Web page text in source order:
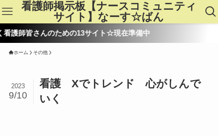
看護師掲示板【ナースコミュニティ
サイト】なーす☆ばん
師皆さんのための13サイト☆現在準備中
ホーム その他
看護 Xでトレンド 心がしんで
いく
2023
9/10